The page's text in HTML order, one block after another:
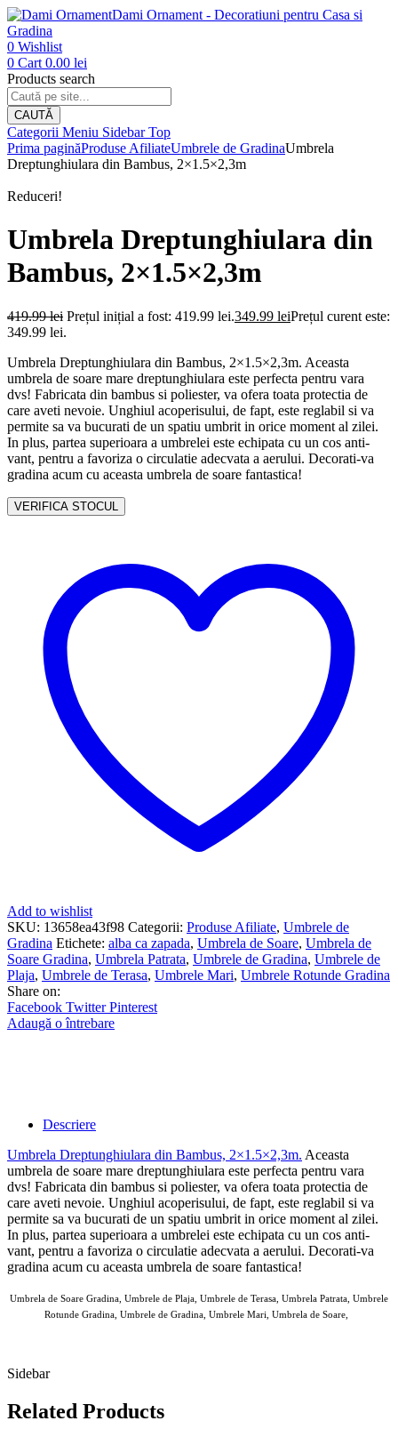
Dami Ornament - Decoratiuni pentru Casa si
Gradina
0 Wishlist
0 Cart 0.00 lei
Products search
CAUTĂ
Categorii Meniu Sidebar Top
Prima paginăProduse AfiliateUmbrele de GradinaUmbrela
Dreptunghiulara din Bambus, 2×1.5×2,3m
Reduceri!
Umbrela Dreptunghiulara din
Bambus, 2×1.5×2,3m
419.99lei Prețul inițial a fost: 419.99 lei.349.99 leiPrețul curent este:
349.99 lei.
Umbrela Dreptunghiulara din Bambus, 2×1.5×2,3m. Aceasta
umbrela de soare mare dreptunghiulara este perfecta pentru vara
dvs! Fabricata din bambus si poliester, va ofera toata protectia de
care aveti nevoie. Unghiul acoperisului, de fapt, este reglabil si va
permite sa va bucurati de un spatiu umbrit in orice moment al zilei.
In plus, partea superioara a umbrelei este echipata cu un cos anti-
vant, pentru a favoriza o circulatie adecvata a aerului. Decorati-va
gradina acum cu aceasta umbrela de soare fantastica!
VERIFICA STOCUL
Add to wishlist
SKU: 13658ea43f98 Categorii: Produse Afiliate, Umbrele de
Gradina Etichete: alba ca zapada, Umbrela de Soare, Umbrela de
Soare Gradina, Umbrela Patrata, Umbrele de Gradina, Umbrele de
Plaja, Umbrele de Terasa, Umbrele Mari, Umbrele Rotunde Gradina
Share on:
Facebook Twitter Pinterest
Adaugă o întrebare
Descriere
Umbrela Dreptunghiulara din Bambus, 2×1.5×2,3m. Aceasta
umbrela de soare mare dreptunghiulara este perfecta pentru vara
dvs! Fabricata din bambus si poliester, va ofera toata protectia de
care aveti nevoie. Unghiul acoperisului, de fapt, este reglabil si va
permite sa va bucurati de un spatiu umbrit in orice moment al zilei.
In plus, partea superioara a umbrelei este echipata cu un cos anti-
vant, pentru a favoriza o circulatie adecvata a aerului. Decorati-va
gradina acum cu aceasta umbrela de soare fantastica!
Umbrela de Soare Gradina, Umbrele de Plaja, Umbrele de Terasa, Umbrela Patrata, Umbrele
Rotunde Gradina, Umbrele de Gradina, Umbrele Mari, Umbrela de Soare,
Sidebar
Related Products